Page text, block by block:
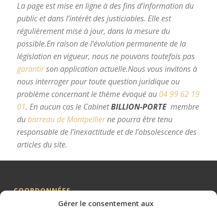
Gérer le consentement aux
La page est mise en ligne à des fins d’information du
public et dans l’intérêt des justiciables. Elle est
régulièrement mise à jour, dans la mesure du
possible.En raison de l’évolution permanente de la
législation en vigueur, nous ne pouvons toutefois pas
garantirson application actuelle.Nous vous invitons à
nous interroger pour toute question juridique ou
problème concernant le thème évoqué au 04 99 62 19
01. En aucun cas le CabinetBILLION-PORTE membre
dubarreau de Montpellierne pourra être tenu
responsable de l’inexactitude et de l’obsolescence des
articles du site.
COORDONNÉES
Me BILLION-PORTE